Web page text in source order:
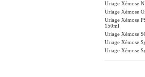
Uriage Xémose
Uriage Xémose
Uriage Xémose
150ml
Uriage Xémose
Uriage Xémose
Uriage Xémose